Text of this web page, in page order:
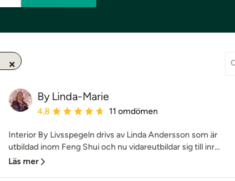
By Linda-Marie
Genomsnittligt omdöme: 4.8 av 5 stjärnor
4,8 11 omdömen
Interior By Livsspegeln drivs av Linda Andersson som är
utbildad inom Feng Shui och nu vidareutbildar sig till inr...
Läs mer